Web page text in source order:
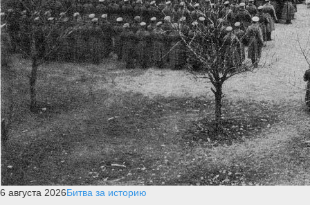
6 августа 2026Битва за историю